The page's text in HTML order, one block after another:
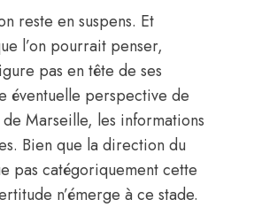
reste en suspens. Et
l’on pourrait penser,
pas en tête de ses
éventuelle perspective de
Marseille, les informations
Bien que la direction du
pas catégoriquement cette
n’émerge à ce stade.